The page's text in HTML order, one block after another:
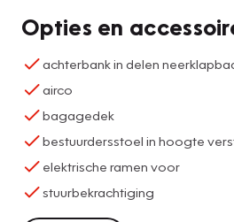
Opties en
achterbank in delen
airco
bagagedek
bestuurdersstoel in hoogte
elektrische ramen voor
stuurbekrachtiging